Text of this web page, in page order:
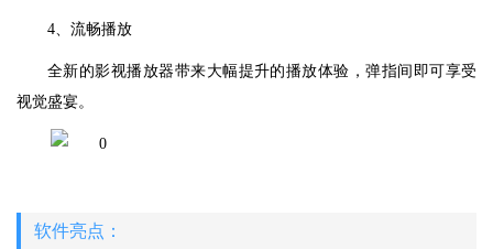
4、流畅播放
全新的影视播放器带来大幅提升的播放体验，弹指间即可享受
视觉盛宴。
软件亮点：